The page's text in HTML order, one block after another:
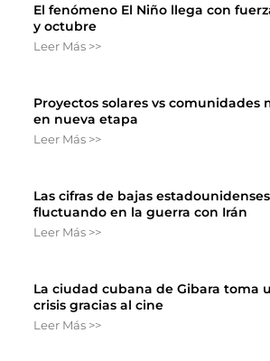
El fenómeno El Niño llega con
y octubre
Leer Más >>
Proyectos solares vs comunidades
en nueva etapa
Leer Más >>
Las cifras de bajas
fluctuando en la guerra con Irán
Leer Más >>
La ciudad cubana de Gibara toma
crisis gracias al cine
Leer Más >>